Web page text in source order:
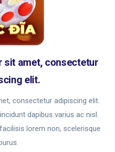
sit amet, consectetur
elit.
consectetur adipiscing elit.
dapibus varius ac nisl.
lorem non, scelerisque